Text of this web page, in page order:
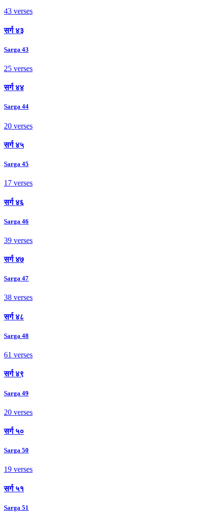
43 verses
सर्ग ४३
Sarga 43
25 verses
सर्ग ४४
Sarga 44
20 verses
सर्ग ४५
Sarga 45
17 verses
सर्ग ४६
Sarga 46
39 verses
सर्ग ४७
Sarga 47
38 verses
सर्ग ४८
Sarga 48
61 verses
सर्ग ४९
Sarga 49
20 verses
सर्ग ५०
Sarga 50
19 verses
सर्ग ५१
Sarga 51